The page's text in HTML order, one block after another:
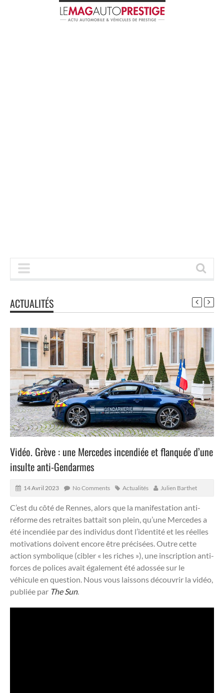
ACTUALITÉS
Vidéo. Grève : une Mercedes incendiée et flanquée d’une
insulte anti-Gendarmes
14 Avril 2023 No Comments Actualités Julien Barthet
C’est du côté de Rennes, alors que la manifestation anti-
réforme des retraites battait son plein, qu’une Mercedes a
été incendiée par des individus dont l’identité et les réelles
motivations doivent encore être précisées.Outre cette
action symbolique (cibler « les riches »), une inscription anti-
forces de polices avait également été adossée sur le
véhicule en question. Nous vous laissons découvrir la vidéo,
publiée par The Sun.